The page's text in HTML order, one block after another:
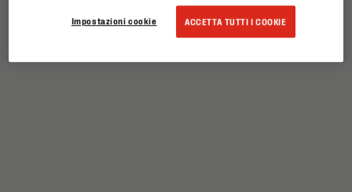
ACCETTA TUTTI I COOKIE
Impostazioni cookie